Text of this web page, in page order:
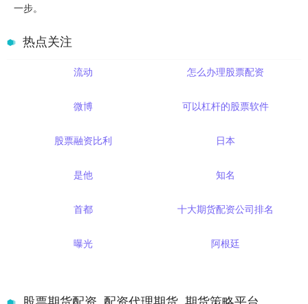
一步。
热点关注
流动 怎么办理股票配资
微博 可以杠杆的股票软件
股票融资比利 日本
是他 知名
首都 十大期货配资公司排名
曝光 阿根廷